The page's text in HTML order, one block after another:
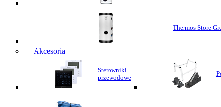
Thermos Store
Akcesoria
Sterowniki
przewodowe